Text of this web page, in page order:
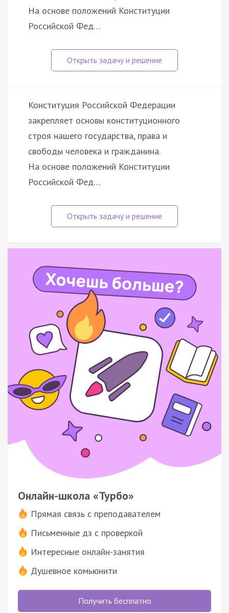
На основе положений Конституции
Российской Фед…
Конституция Российской Федерации
закрепляет основы конституционного
строя нашего государства, права и
свободы человека и гражданина.
На основе положений Конституции
Российской Фед…
Онлайн-школа «Турбо»
Прямая связь с преподавателем
Письменные дз с проверкой
Интересные онлайн-занятия
Душевное комьюнити
Получить бесплатно